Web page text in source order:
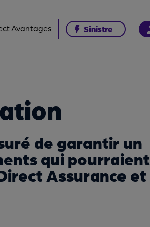
Avantages Sinistre
de garantir un
qui pourraient
Assurance et